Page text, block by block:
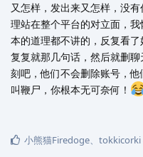
又怎样，发出来又怎样，没
理站在整个平台的对立面，
本的道理都不讲的，反复看
复复就那几句话，然后就删
刻吧，他们不会删除账号，
叫鞭尸，你根本无可奈何！
小熊猫Firedoge、 tokkicorki